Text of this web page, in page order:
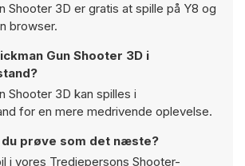
Shooter 3D er gratis at spille på Y8 og
browser.
Gun Shooter 3D i
Shooter 3D kan spilles i
for en mere medrivende oplevelse.
du prøve som det næste?
i vores Tredjepersons Shooter-